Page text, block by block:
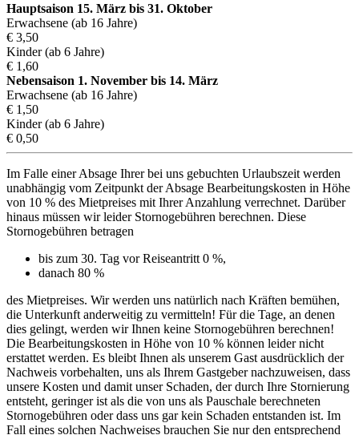
Hauptsaison 15. März bis 31. Oktober
Erwachsene (ab 16 Jahre)
€ 3,50
Kinder (ab 6 Jahre)
€ 1,60
Nebensaison 1. November bis 14. März
Erwachsene (ab 16 Jahre)
€ 1,50
Kinder (ab 6 Jahre)
€ 0,50
Im Falle einer Absage Ihrer bei uns gebuchten Urlaubszeit werden
unabhängig vom Zeitpunkt der Absage Bearbeitungskosten in Höhe
von 10 % des Mietpreises mit Ihrer Anzahlung verrechnet. Darüber
hinaus müssen wir leider Stornogebühren berechnen. Diese
Stornogebühren betragen
bis zum 30. Tag vor Reiseantritt 0 %,
danach 80 %
des Mietpreises. Wir werden uns natürlich nach Kräften bemühen,
die Unterkunft anderweitig zu vermitteln! Für die Tage, an denen
dies gelingt, werden wir Ihnen keine Stornogebühren berechnen!
Die Bearbeitungskosten in Höhe von 10 % können leider nicht
erstattet werden. Es bleibt Ihnen als unserem Gast ausdrücklich der
Nachweis vorbehalten, uns als Ihrem Gastgeber nachzuweisen, dass
unsere Kosten und damit unser Schaden, der durch Ihre Stornierung
entsteht, geringer ist als die von uns als Pauschale berechneten
Stornogebühren oder dass uns gar kein Schaden entstanden ist. Im
Fall eines solchen Nachweises brauchen Sie nur den entsprechend